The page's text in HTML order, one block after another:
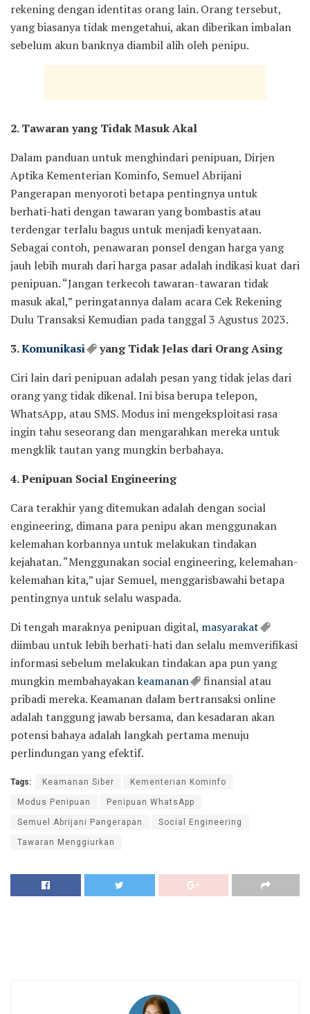
rekening dengan identitas orang lain. Orang tersebut,
yang biasanya tidak mengetahui, akan diberikan imbalan
sebelum akun banknya diambil alih oleh penipu.
2. Tawaran yang Tidak Masuk Akal
Dalam panduan untuk menghindari penipuan, Dirjen
Aptika Kementerian Kominfo, Semuel Abrijani
Pangerapan menyoroti betapa pentingnya untuk
berhati-hati dengan tawaran yang bombastis atau
terdengar terlalu bagus untuk menjadi kenyataan.
Sebagai contoh, penawaran ponsel dengan harga yang
jauh lebih murah dari harga pasar adalah indikasi kuat dari
penipuan. “Jangan terkecoh tawaran-tawaran tidak
masuk akal,” peringatannya dalam acara Cek Rekening
Dulu Transaksi Kemudian pada tanggal 3 Agustus 2023.
3.Komunikasi
yang Tidak Jelas dari Orang Asing
Ciri lain dari penipuan adalah pesan yang tidak jelas dari
orang yang tidak dikenal. Ini bisa berupa telepon,
WhatsApp, atau SMS. Modus ini mengeksploitasi rasa
ingin tahu seseorang dan mengarahkan mereka untuk
mengklik tautan yang mungkin berbahaya.
4. Penipuan Social Engineering
Cara terakhir yang ditemukan adalah dengan social
engineering, dimana para penipu akan menggunakan
kelemahan korbannya untuk melakukan tindakan
kejahatan. “Menggunakan social engineering, kelemahan-
kelemahan kita,” ujar Semuel, menggarisbawahi betapa
pentingnya untuk selalu waspada.
Di tengah maraknya penipuan digital, masyarakat
diimbau untuk lebih berhati-hati dan selalu memverifikasi
informasi sebelum melakukan tindakan apa pun yang
mungkin membahayakankeamanan
finansial atau
pribadi mereka. Keamanan dalam bertransaksi online
adalah tanggung jawab bersama, dan kesadaran akan
potensi bahaya adalah langkah pertama menuju
perlindungan yang efektif.
Tags: Keamanan Siber Kementerian Kominfo
Modus Penipuan Penipuan WhatsApp
Semuel Abrijani Pangerapan Social Engineering
Tawaran Menggiurkan